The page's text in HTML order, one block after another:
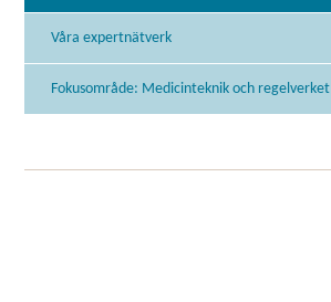
Våra expertnätverk
Fokusområde: Medicinteknik och regelverket